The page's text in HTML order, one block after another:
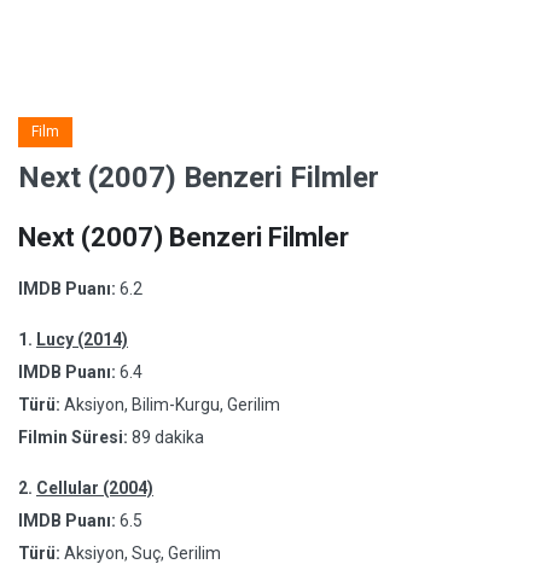
Film
Next (2007) Benzeri Filmler
Next (2007) Benzeri Filmler
IMDB Puanı: 6.2
1. Lucy (2014)
IMDB Puanı: 6.4
Türü: Aksiyon, Bilim-Kurgu, Gerilim
Filmin Süresi: 89 dakika
2. Cellular (2004)
IMDB Puanı: 6.5
Türü: Aksiyon, Suç, Gerilim